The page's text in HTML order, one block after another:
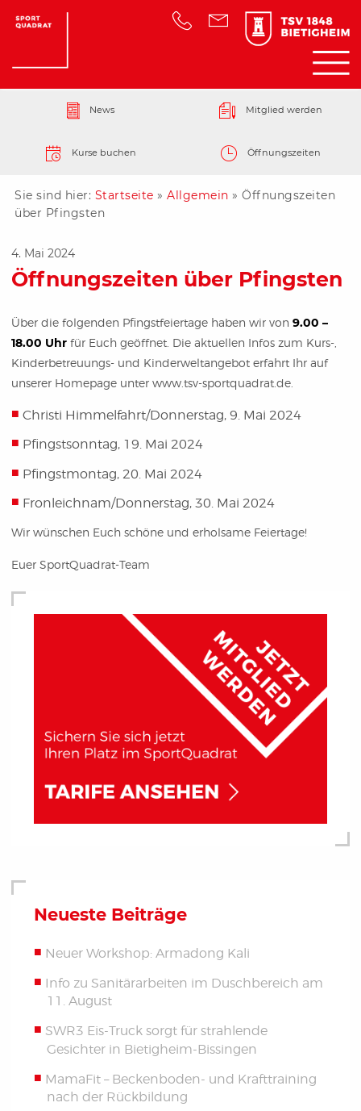
News Mitglied werden
Kurse buchen Öffnungszeiten
Sie sind hier: Startseite » Allgemein » Öffnungszeiten
über Pfingsten
4. Mai 2024
Öffnungszeiten über Pfingsten
Über die folgenden Pfingstfeiertage haben wir von 9.00 –
18.00 Uhr für Euch geöffnet. Die aktuellen Infos zum Kurs-,
Kinderbetreuungs- und Kinderweltangebot erfahrt Ihr auf
unserer Homepage unter www.tsv-sportquadrat.de.
Christi Himmelfahrt/Donnerstag, 9. Mai 2024
Pfingstsonntag, 19. Mai 2024
Pfingstmontag, 20. Mai 2024
Fronleichnam/Donnerstag, 30. Mai 2024
Wir wünschen Euch schöne und erholsame Feiertage!
Euer SportQuadrat-Team
Neueste Beiträge
Neuer Workshop: Armadong Kali
Info zu Sanitärarbeiten im Duschbereich am
11. August
SWR3 Eis-Truck sorgt für strahlende
Gesichter in Bietigheim-Bissingen
MamaFit – Beckenboden- und Krafttraining
nach der Rückbildung